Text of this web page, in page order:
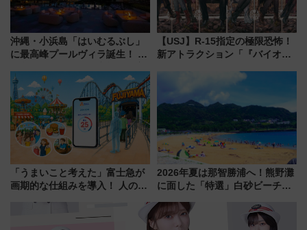
沖縄・小浜島「はいむるぶし」
に最高峰プールヴィラ誕生！ 石
美旅「何もしない贅沢」を体験
してみない？
【USJ】R-15指定の極限恐怖！
新アトラクション「『バイオハ
ブ」今秋登場 ―予測不能の恐
怖に泣き叫べ―
「うまいこと考えた」富士急が
画期的な仕組みを導入！ 人のか
2026年夏は那智勝浦へ！熊野灘
に面した「特選」白砂ビーチは
会」は8月11日開催！